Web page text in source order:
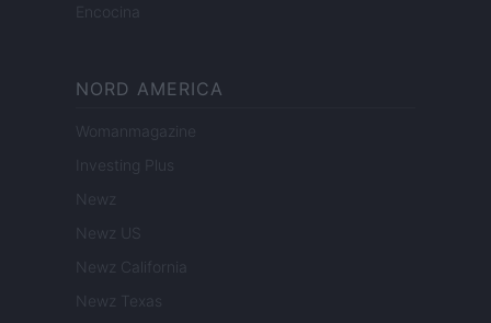
Encocina
NORD AMERICA
Womanmagazine
Investing Plus
Newz
Newz US
Newz California
Newz Texas